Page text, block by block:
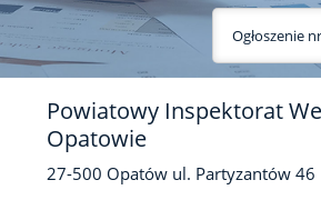
Ogłoszenie nr
Powiatowy Inspektorat
Opatowie
27-500 Opatów ul. Partyzantów 46